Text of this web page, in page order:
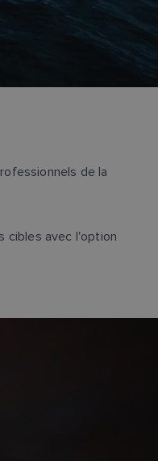
de la
cibles avec l'option